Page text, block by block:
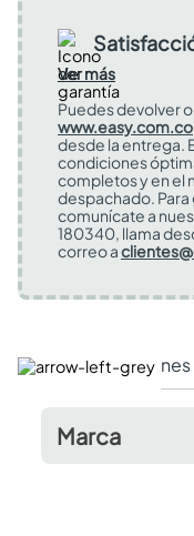
Ver más
Puedes devolver
www.easy.com.co
desde la entrega.
condiciones
completos y en el
despachado.
comunícate a
180340, llama
correo a
Especificaciones
Marca